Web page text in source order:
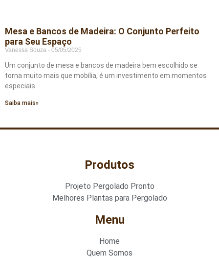
Mesa e Bancos de Madeira: O Conjunto Perfeito
para Seu Espaço
Vanessa Souza 05/05/2025
Um conjunto de mesa e bancos de madeira bem escolhido se
torna muito mais que mobília, é um investimento em momentos
especiais.
Saiba mais»
Produtos
Projeto Pergolado Pronto
Melhores Plantas para Pergolado
Menu
Home
Quem Somos